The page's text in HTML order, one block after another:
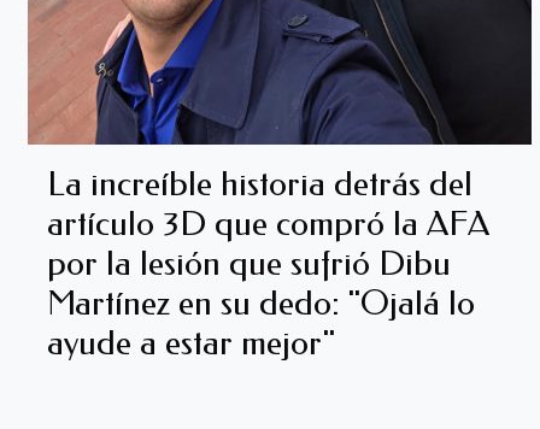
La increíble historia detrás del
artículo 3D que compró la AFA
por la lesión que sufrió Dibu
Martínez en su dedo: "Ojalá lo
ayude a estar mejor"